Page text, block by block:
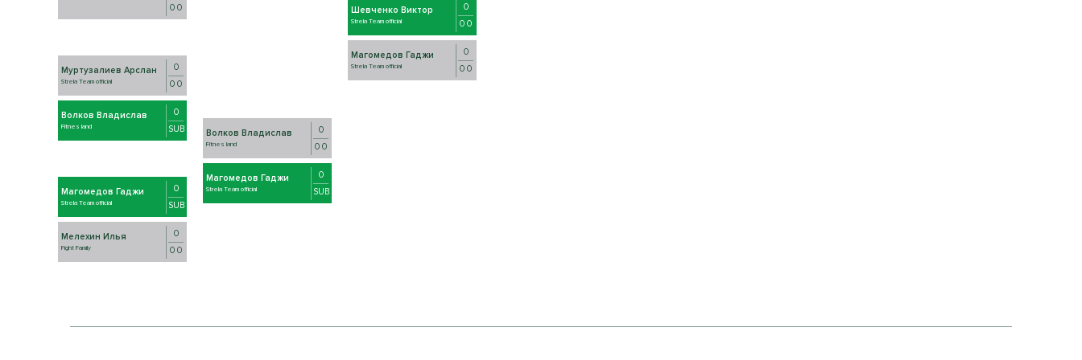
0 0
Муртузалиев Арслан
Strela Team official
0
0 0
Волков Владислав
Fitnes land
0
SUB
Магомедов Гаджи
Strela Team official
0
SUB
Мелехин Илья
Fight Family
0
0 0
Волков Владислав
Fitnes land
0
0 0
Магомедов Гаджи
Strela Team official
0
SUB
Шевченко Виктор
Strela Team official
0
0 0
Магомедов Гаджи
Strela Team official
0
0 0